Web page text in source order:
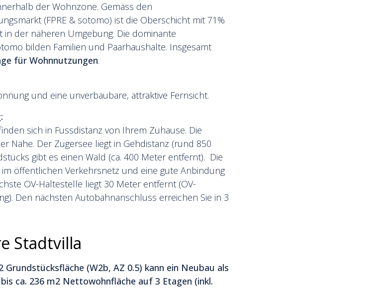
der Wohnzone. Gemäss den
(FPRE & sotomo) ist die Oberschicht mit 71%
in der näheren Umgebung. Die dominante
bilden Familien und Paarhaushalte. Insgesamt
für Wohnnutzungen.
und eine unverbaubare, attraktive Fernsicht.
sich in Fussdistanz von Ihrem Zuhause. Die
Nähe. Der Zugersee liegt in Gehdistanz (rund 850
gibt es einen Wald (ca. 400 Meter entfernt). Die
öffentlichen Verkehrsnetz und eine gute Anbindung
ÖV-Haltestelle liegt 30 Meter entfernt (ÖV-
Den nächsten Autobahnanschluss erreichen Sie in 3
Stadtvilla
Grundstücksfläche (W2b, AZ 0.5) kann ein Neubau als
ca. 236 m2 Nettowohnfläche auf 3 Etagen (inkl.